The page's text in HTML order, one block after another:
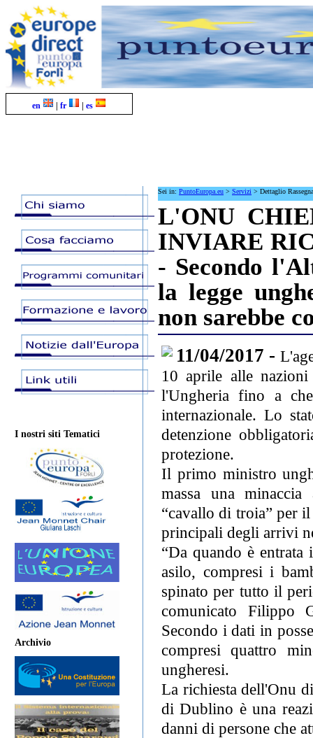
en | fr | es
I nostri siti Tematici
Archivio
Sei in: PuntoEuropa.eu > Servizi > Dettaglio
L'ONU
INVIARE
- Secondo
la legge
non sarebbe
11/04/2017 -
10 aprile alle
l'Ungheria fino a
internazionale. Lo
detenzione
protezione.
Il primo ministro
massa una
“cavallo di troia” per
principali degli arrivi
“Da quando è
asilo, compresi i
spinato per tutto il
comunicato Filippo
Secondo i dati in
compresi quattro
ungheresi.
La richiesta dell'Onu
di Dublino è una
danni di persone che